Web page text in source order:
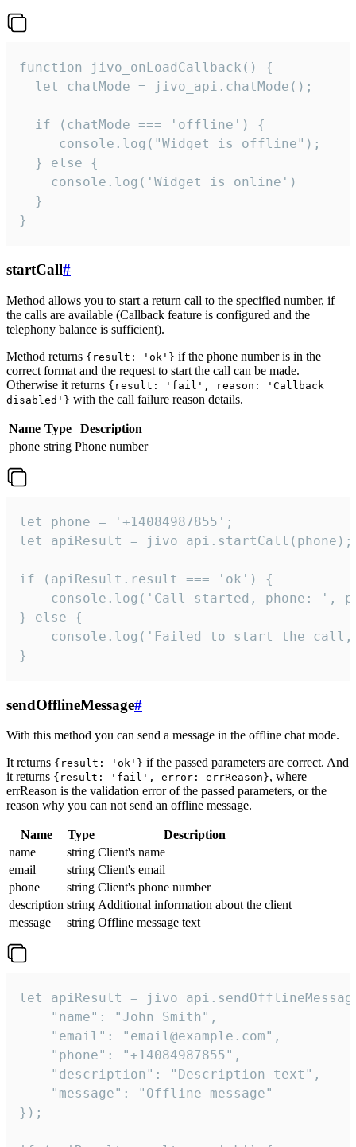
function jivo_onLoadCallback() {
  let chatMode = jivo_api.chatMode();
  if (chatMode === 'offline') {
     console.log("Widget is offline");
  } else {
    console.log('Widget is online')
  }
}
startCall#
Method allows you to start a return call to the specified number, if
the calls are available (Callback feature is configured and the
telephony balance is sufficient).
Method returns {result: 'ok'} if the phone number is in the
correct format and the request to start the call can be made.
Otherwise it returns {result: 'fail', reason: 'Callback
disabled'} with the call failure reason details.
Name Type
Description
phone string Phone number
let phone = '+14084987855';
let apiResult = jivo_api.startCall(phone);
if (apiResult.result === 'ok') {
console.log('Call started, phone: ',
} else {
console.log('Failed to start the
}
sendOfflineMessage#
With this method you can send a message in the offline chat mode.
It returns {result: 'ok'} if the passed parameters are correct. And
it returns {result: 'fail', error: errReason}, where
errReason is the validation error of the passed parameters, or the
reason why you can not send an offline message.
Name Type
Description
name
string Client's name
email
string Client's email
phone
string Client's phone number
description string Additional information about the client
message
string Offline message text
let apiResult =
    "name": "John Smith",
    "email": "email@example.com",
    "phone": "+14084987855",
    "description": "Description text",
    "message": "Offline message"
});